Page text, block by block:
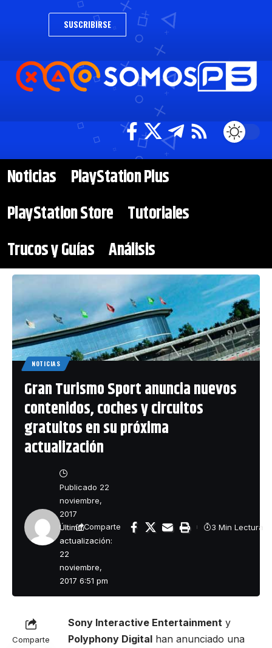
SUSCRIBIRSE
Noticias
PlayStation Plus
PlayStation Store Tutoriales
Trucos y Guías Análisis
NOTICIAS
Gran Turismo Sport anuncia nuevos
contenidos, coches y circuitos
gratuitos en su próxima
actualización
Última
actualización:
22
noviembre,
2017 6:51 pm
Publicado 22
noviembre,
2017
Comparte 3 Min Lectura
Comparte
Sony Interactive Entertainment y
Polyphony Digital han anunciado una